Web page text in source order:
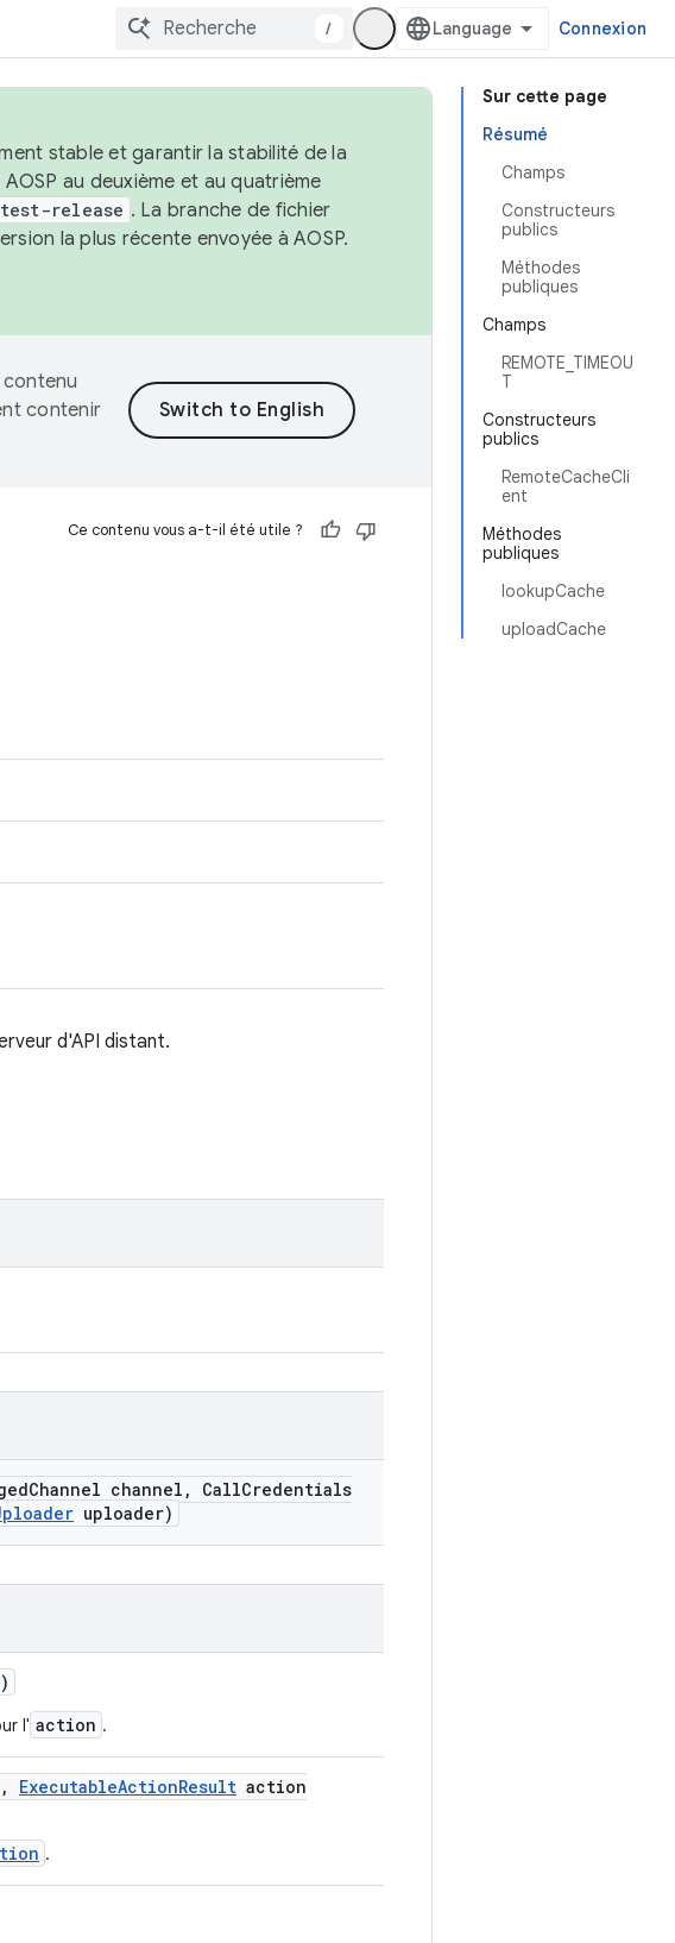
/ Connexion
Sur cette page
Résumé
Champs
Constructeurs
publics
Méthodes
publiques
Champs
REMOTE_TIMEOU
T
Constructeurs
publics
RemoteCacheCli
ent
Méthodes
publiques
lookupCache
uploadCache
stable et garantir la stabilité de la
au deuxième et au quatrième
release . La branche de fichier
la plus récente envoyée à AOSP.
contenir
Ce contenu vous a-t-il été utile ?
d'API distant.
Channel channel , CallCredentials
uploader)
l' action .
, ExecutableActionResult action
.